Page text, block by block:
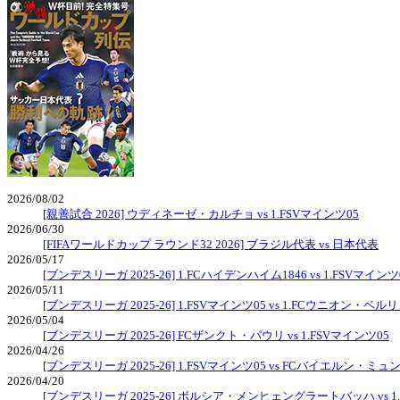
2026/08/02
[親善試合 2026] ウディネーゼ・カルチョ vs 1.FSVマインツ05
2026/06/30
[FIFAワールドカップ ラウンド32 2026] ブラジル代表 vs 日本代表
2026/05/17
[ブンデスリーガ 2025-26] 1.FCハイデンハイム1846 vs 1.FSVマイン
2026/05/11
[ブンデスリーガ 2025-26] 1.FSVマインツ05 vs 1.FCウニオン・ベルリ
2026/05/04
[ブンデスリーガ 2025-26] FCザンクト・パウリ vs 1.FSVマインツ05
2026/04/26
[ブンデスリーガ 2025-26] 1.FSVマインツ05 vs FCバイエルン・ミュ
2026/04/20
[ブンデスリーガ 2025-26] ボルシア・メンヒェングラートバッハ vs